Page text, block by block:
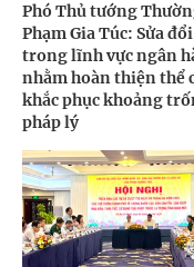
Phó Thủ tướng
Phạm Gia Túc: Sửa
trong lĩnh vực ngân
nhằm hoàn thiện thể
khắc phục khoảng
pháp lý